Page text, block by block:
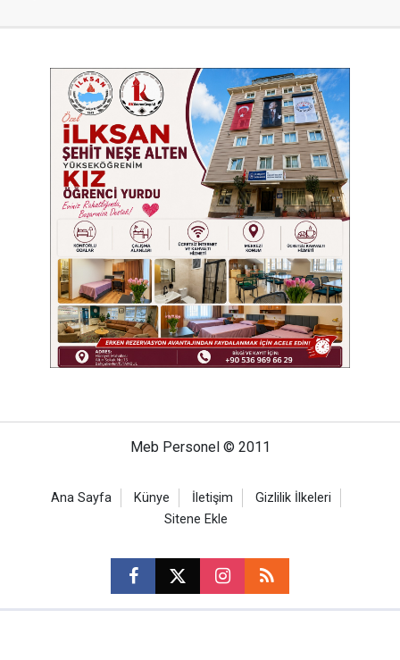
Meb Personel © 2011
Ana Sayfa Künye İletişim
Gizlilik İlkeleri
Sitene Ekle